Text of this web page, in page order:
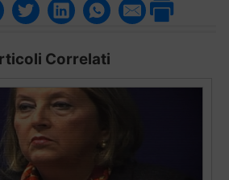
Correlati